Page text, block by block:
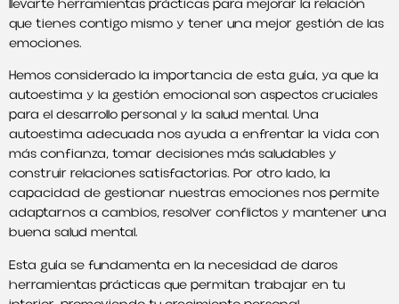
llevarte herramientas prácticas para mejorar la relación
que tienes contigo mismo y tener una mejor gestión de las
emociones.
Hemos considerado la importancia de esta guía, ya que la
autoestima y la gestión emocional son aspectos cruciales
para el desarrollo personal y la salud mental. Una
autoestima adecuada nos ayuda a enfrentar la vida con
más confianza, tomar decisiones más saludables y
construir relaciones satisfactorias. Por otro lado, la
capacidad de gestionar nuestras emociones nos permite
adaptarnos a cambios, resolver conflictos y mantener una
buena salud mental.
Esta guía se fundamenta en la necesidad de daros
herramientas prácticas que permitan trabajar en tu